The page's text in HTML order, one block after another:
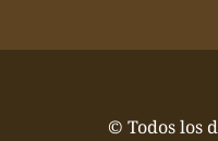
© Todos los